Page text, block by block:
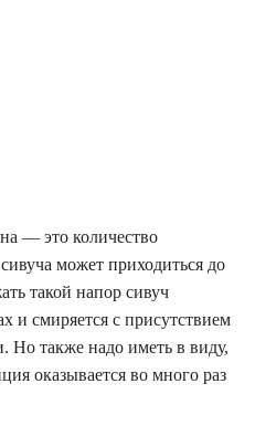
— это количество
может приходиться до
такой напор сивуч
и смиряется с присутствием
Но также надо иметь в виду,
оказывается во много раз